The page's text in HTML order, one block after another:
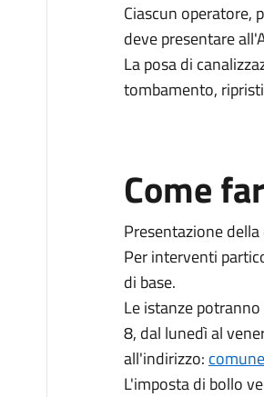
Ciascun operatore,
deve presentare
La posa di
tombamento,
Come
Presentazione
Per interventi
di base.
Le istanze
8, dal lunedì al
all'indirizzo:
L'imposta di bollo